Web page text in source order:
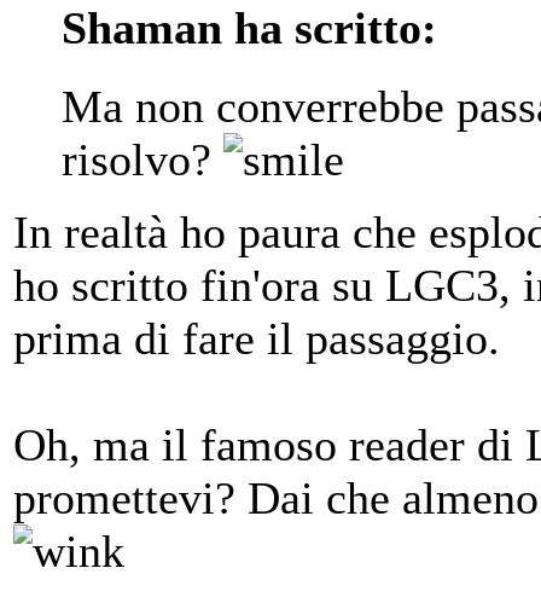
Shaman ha scritto:
Ma non converrebbe
risolvo?
In realtà ho paura che
ho scritto fin'ora su LGC3,
prima di fare il passaggio.
Oh, ma il famoso reader
promettevi? Dai che